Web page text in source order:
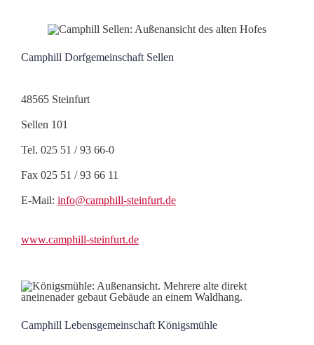
Camphill Dorfgemeinschaft Sellen
48565 Steinfurt
Sellen 101
Tel. 025 51 / 93 66-0
Fax 025 51 / 93 66 11
E-Mail: info@camphill-steinfurt.de
www.camphill-steinfurt.de
Camphill Lebensgemeinschaft Königsmühle